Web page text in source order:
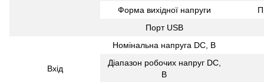
Форма вихідної напруги
Порт USB
Вхід
Номінальна напруга DC, В
Діапазон робочих напруг DC,
В